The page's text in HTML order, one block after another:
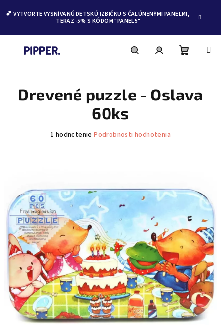
💕 VYTVORTE VYSNÍVANÚ DETSKÚ IZBIČKU S ČALÚNENÝMI PANELMI,
TERAZ -5% S KÓDOM "PANEL5"
košík
Drevené puzzle - Oslava
60ks
hviezdičiek.
1 hodnotenie Podrobnosti hodnotenia